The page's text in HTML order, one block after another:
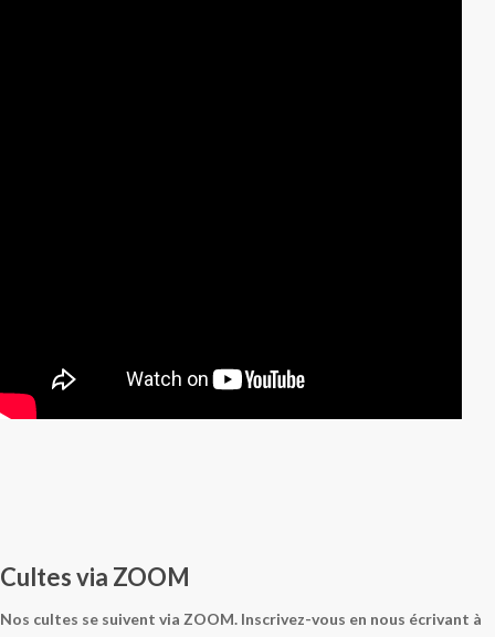
Cultes via ZOOM
Nos cultes se suivent via ZOOM. Inscrivez-vous en nous écrivant à